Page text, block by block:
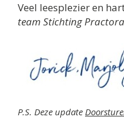
Veel leesplezier en
team Stichting
P.S. Deze update